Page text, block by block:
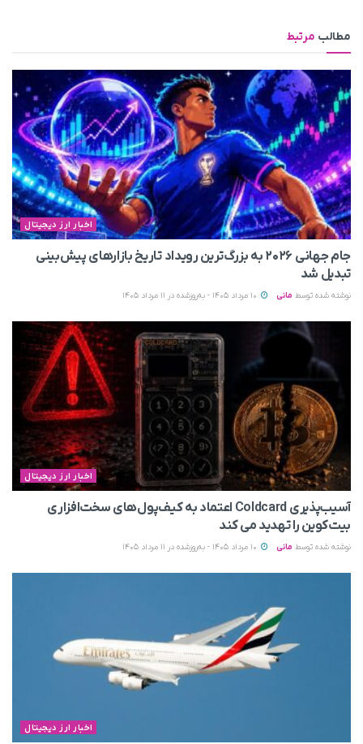
مطالب مرتبط
اخبار ارز دیجیتال
جام جهانی ۲۰۲۶ به بزرگ‌ترین رویداد تاریخ بازارهای پیش‌بینی
تبدیل شد
نوشته شده توسط مانی
اخبار ارز دیجیتال
آسیب‌پذیری Coldcard اعتماد به کیف‌پول‌های سخت‌افزاری
بیت‌کوین را تهدید می‌ کند
نوشته شده توسط مانی
اخبار ارز دیجیتال